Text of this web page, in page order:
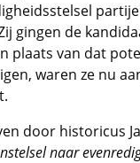
gingen de
plaats van dat
waren ze nu
door historicus
naar